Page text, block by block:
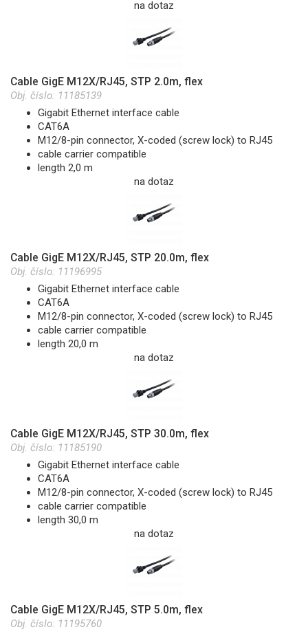
na dotaz
Cable GigE M12X/RJ45, STP 2.0m, flex
Obj. číslo: 11185139
Gigabit Ethernet interface cable
CAT6A
M12/8-pin connector, X-coded (screw lock) to RJ45
cable carrier compatible
length 2,0 m
na dotaz
Cable GigE M12X/RJ45, STP 20.0m, flex
Obj. číslo: 11196995
Gigabit Ethernet interface cable
CAT6A
M12/8-pin connector, X-coded (screw lock) to RJ45
cable carrier compatible
length 20,0 m
na dotaz
Cable GigE M12X/RJ45, STP 30.0m, flex
Obj. číslo: 11185190
Gigabit Ethernet interface cable
CAT6A
M12/8-pin connector, X-coded (screw lock) to RJ45
cable carrier compatible
length 30,0 m
na dotaz
Cable GigE M12X/RJ45, STP 5.0m, flex
Obj. číslo: 11195760